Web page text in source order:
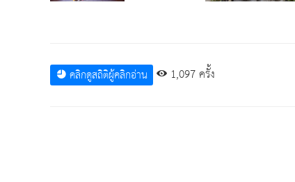
คลิกดูสถิติผู้คลิกอ่าน 1,097 ครั้ง